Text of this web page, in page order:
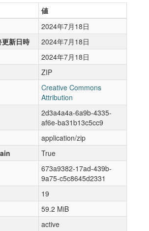
値
2024年7月18日
新日時
2024年7月18日
2024年7月18日
ZIP
Creative Commons
Attribution
2d3a4a4a-6a9b-4335-
af6e-ba31b13c5cc9
application/zip
True
673a9382-17ad-439b-
9a75-c5c8645d2331
19
59.2 MiB
active